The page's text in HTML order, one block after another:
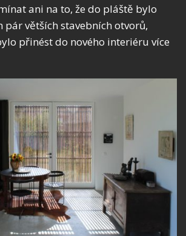
ani na to, že do pláště bylo
pár větších stavebních otvorů,
přinést do nového interiéru více